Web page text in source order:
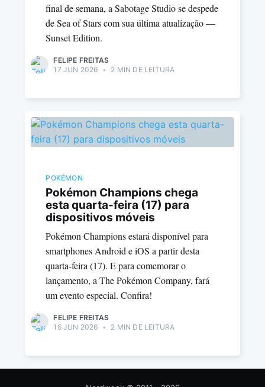
final de semana, a Sabotage Studio se despede
de Sea of Stars com sua última atualização —
Sunset Edition.
FELIPE FREITAS
17 JUN 2026 • 2 MIN DE LEITURA
POKÉMON
Pokémon Champions chega
esta quarta-feira (17) para
dispositivos móveis
Pokémon Champions estará disponível para
smartphones Android e iOS a partir desta
quarta-feira (17). E para comemorar o
lançamento, a The Pokémon Company, fará
um evento especial. Confira!
FELIPE FREITAS
16 JUN 2026 • 2 MIN DE LEITURA